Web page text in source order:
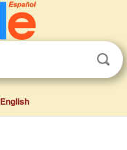
English